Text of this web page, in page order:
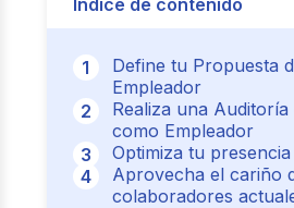
Define tu Propuesta
Empleador
Realiza una
como Empleador
Optimiza tu
Aprovecha el cariño
colaboradores